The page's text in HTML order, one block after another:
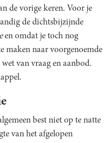
de vorige keren. Voor je
de dichtsbijzijnde
en omdat je toch nog
maken naar voorgenoemde
van vraag en aanbod.
best niet op te natte
van het afgelopen